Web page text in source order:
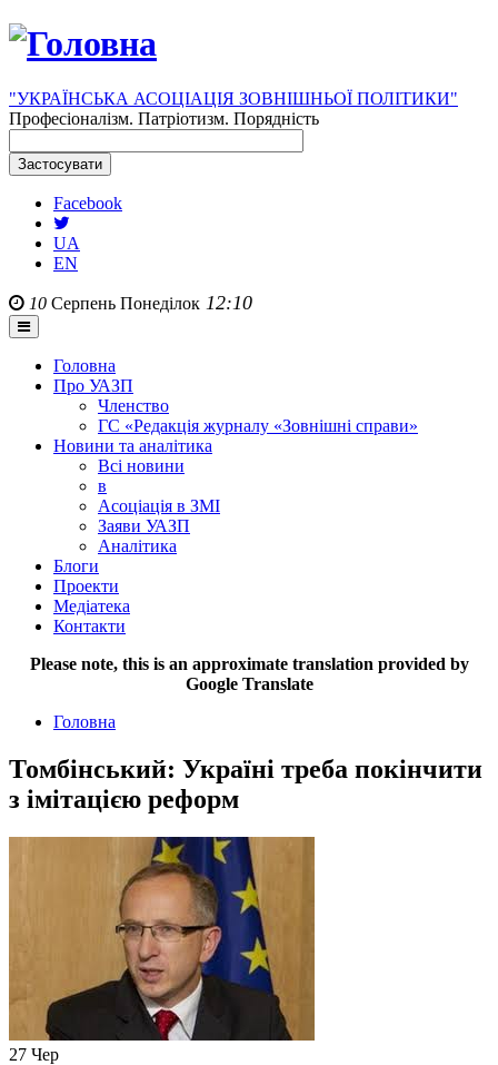
"УКРАЇНСЬКА АСОЦІАЦІЯ ЗОВНІШНЬОЇ ПОЛІТИКИ"
Професіоналізм. Патріотизм. Порядність
Facebook
UA
EN
10 Серпень Понеділок 12:10
Головна
Про УАЗП
Членство
ГС «Редакція журналу «Зовнішні справи»
Новини та аналітика
Всі новини
в
Асоціація в ЗМІ
Заяви УАЗП
Аналітика
Блоги
Проекти
Медіатека
Контакти
Please note, this is an approximate translation provided by
Google Translate
Головна
Томбінський: Україні треба покінчити
з імітацією реформ
27 Чер